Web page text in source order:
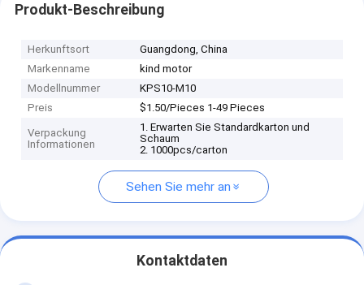
Produkt-Beschreibung
Herkunftsort
Guangdong, China
Markenname
kind motor
Modellnummer
KPS10-M10
Preis
$1.50/Pieces 1-49 Pieces
Verpackung
Informationen
1. Erwarten Sie Standardkarton und
Schaum
2. 1000pcs/carton
Sehen Sie mehr an
Kontaktdaten